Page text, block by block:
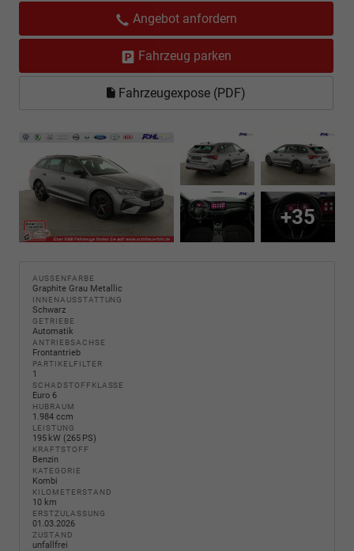
Angebot anfordern
Fahrzeug parken
Fahrzeugexpose (PDF)
+35
AUSSENFARBE
Graphite Grau Metallic
INNENAUSSTATTUNG
Schwarz
GETRIEBE
Automatik
ANTRIEBSACHSE
Frontantrieb
PARTIKELFILTER
1
SCHADSTOFFKLASSE
Euro 6
HUBRAUM
1.984 ccm
LEISTUNG
195 kW (265 PS)
KRAFTSTOFF
Benzin
KATEGORIE
Kombi
KILOMETERSTAND
10 km
ERSTZULASSUNG
01.03.2026
ZUSTAND
unfallfrei